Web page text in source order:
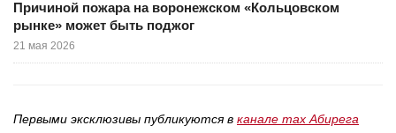
Причиной пожара на воронежском «Кольцовском
рынке» может быть поджог
21 мая 2026
Первыми эксклюзивы публикуются в канале max Абирега